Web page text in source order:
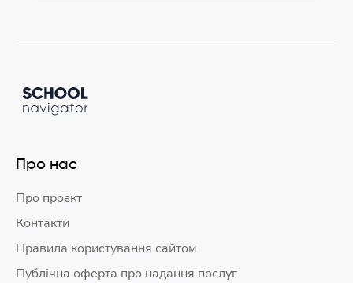
Про нас
Про проєкт
Контакти
Правила користування сайтом
Публічна оферта про надання послуг